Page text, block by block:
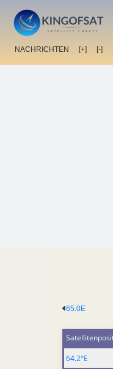
NACHRICHTEN [+] [-]
65.0E
64.2°E